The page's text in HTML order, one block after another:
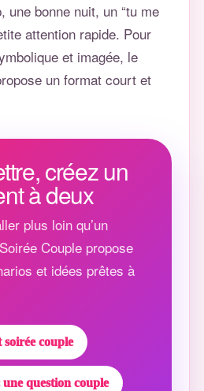
une bonne nuit, un “tu me
attention rapide. Pour
et imagée, le
un format court et
créez un
à deux
plus loin qu’un
Couple propose
et idées prêtes à
couple
question couple